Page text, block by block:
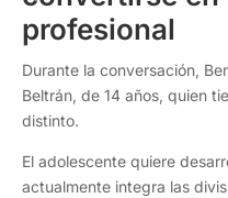
profesional
Durante la conversación,
Beltrán, de 14 años, quien
distinto.
El adolescente quiere
actualmente integra las